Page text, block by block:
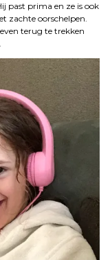
past prima en ze is ook
zachte oorschelpen.
terug te trekken